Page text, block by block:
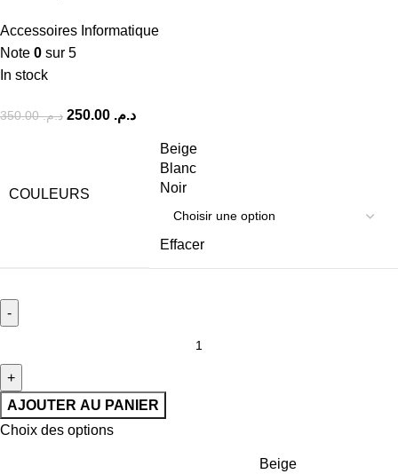
Accessoires Informatique
Note 0 sur 5
In stock
د.م.350.00 د.م.
COULEURS
Beige
Blanc
Noir
Effacer
AJOUTER AU PANIER
Choix des options
Beige